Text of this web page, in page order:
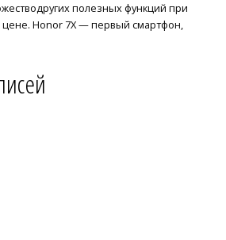
полезных функций при
Honor 7X — первый смартфон,